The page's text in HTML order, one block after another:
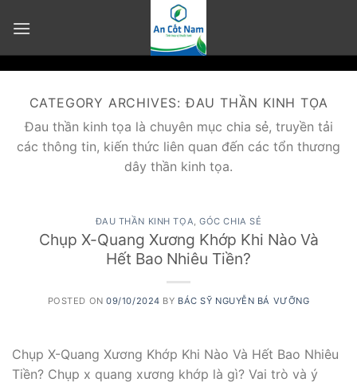
CATEGORY ARCHIVES:ĐAU THẦN KINH TỌA
Đau thần kinh tọa là chuyên mục chia sẻ, truyền tải
các thông tin, kiến thức liên quan đến các tổn thương
dây thần kinh tọa.
ĐAU THẦN KINH TỌA ,GÓC CHIA SẺ
Chụp X-Quang Xương Khớp Khi Nào Và
Hết Bao Nhiêu Tiền?
POSTED ON09/10/2024 BY BÁC SỸ NGUYỄN BÁ VƯỠNG
Chụp X-Quang Xương Khớp Khi Nào Và Hết Bao Nhiêu
Tiền? Chụp x quang xương khớp là gì? Vai trò và ý